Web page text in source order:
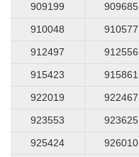
909199
909685
910048
910577
912497
912556
915423
915861
922019
922467
923553
923625
925424
926010